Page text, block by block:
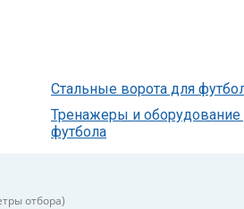
Стальные ворота для
Тренажеры и оборудование
футбола
отбора)